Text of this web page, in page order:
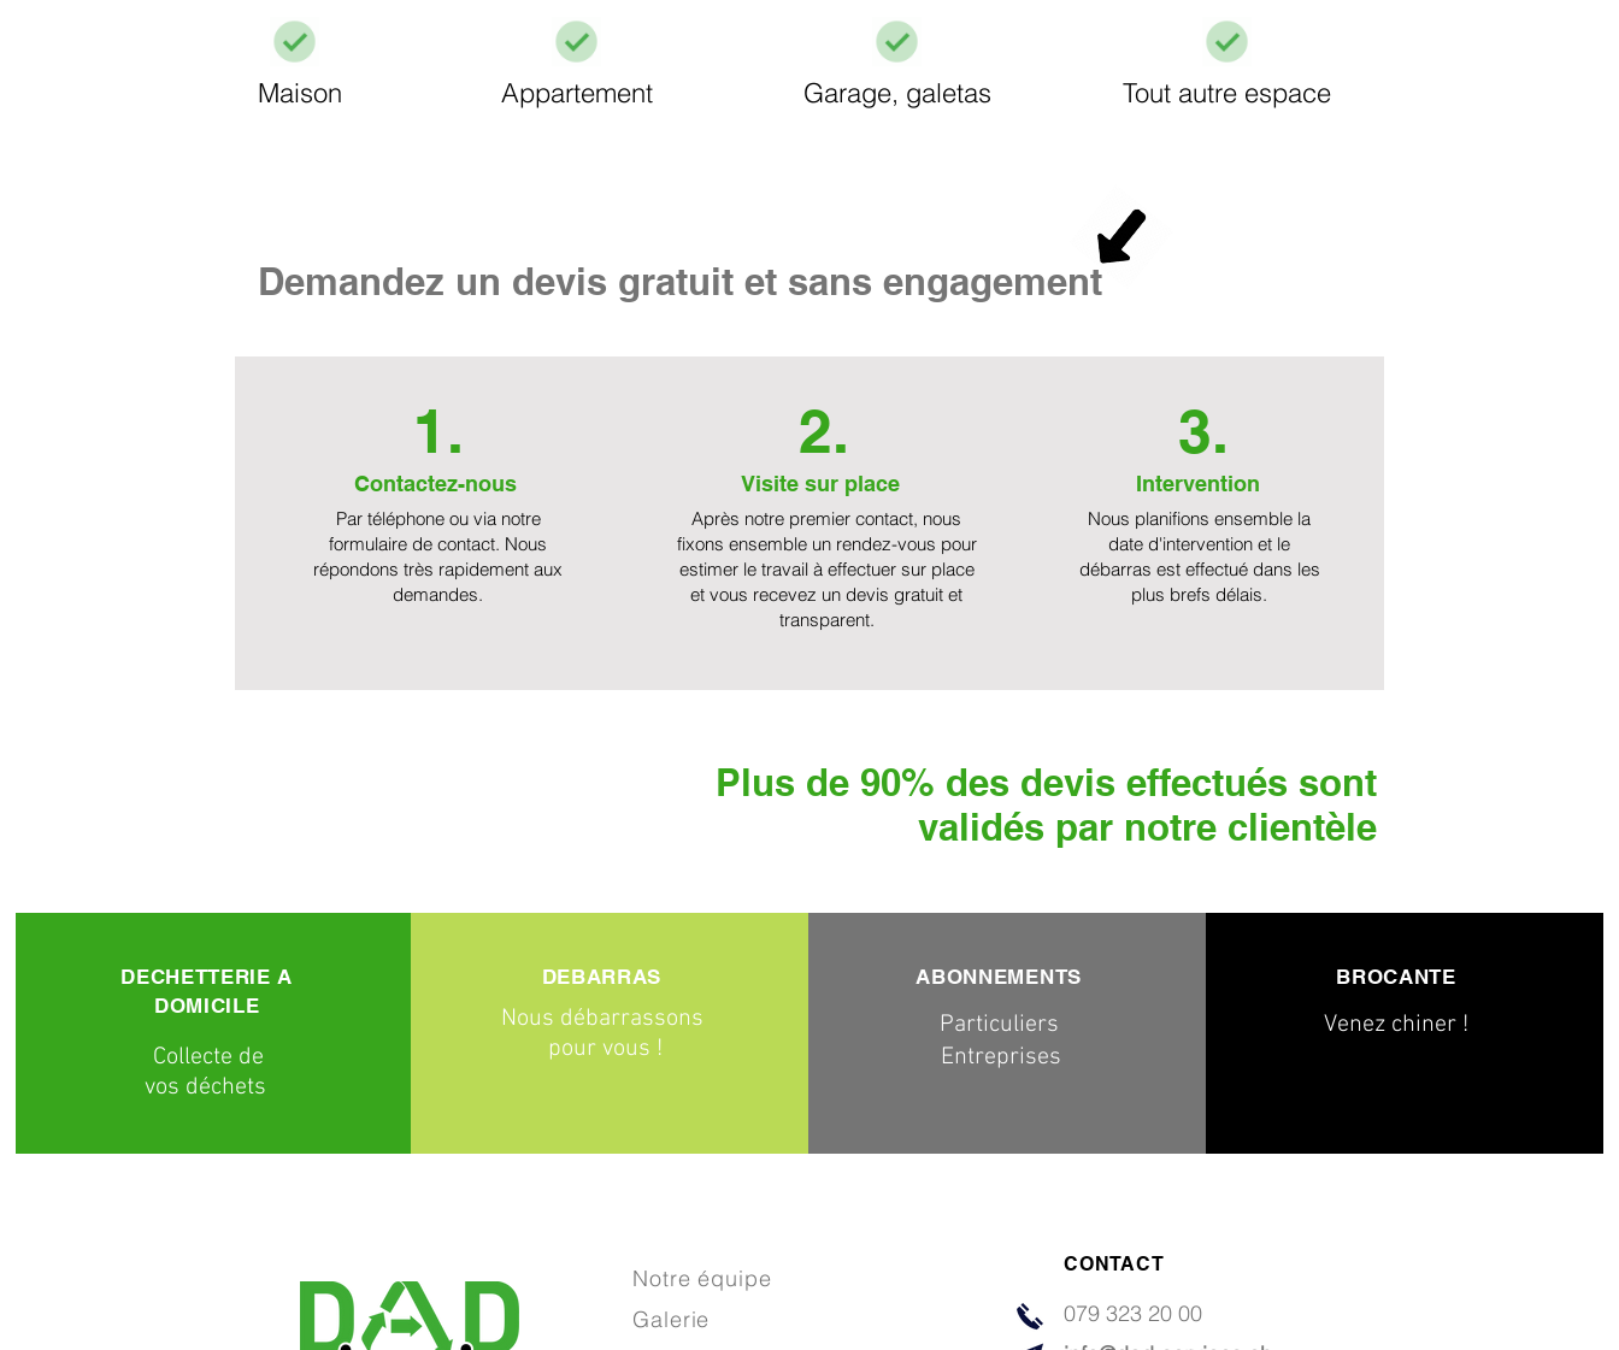
Maison Appartement Garage, galetas Tout autre espace
Demandez un devis gratuit et sans engagement
1.
Contactez-nous
Par téléphone ou via notre
formulaire de contact. Nous
répondons très rapidement aux
demandes.
2.
Visite sur place
Après notre premier contact, nous
fixons ensemble un rendez-vous pour
estimer le travail à effectuer sur place
et vous recevez un devis gratuit et
transparent.
3.
Intervention
Nous planifions ensemble la
date d'intervention et le
débarras est effectué dans les
plus brefs délais.
Plus de 90% des devis effectués sont
validés par notre clientèle
DECHETTERIE A
DOMICILE
Collecte de
vos déchets
DEBARRAS
Nous débarrassons
pour vous !
ABONNEMENTS
Particuliers
Entreprises
BROCANTE
Venez chiner !
Notre équipe
Galerie
CONTACT
079 323 20 00